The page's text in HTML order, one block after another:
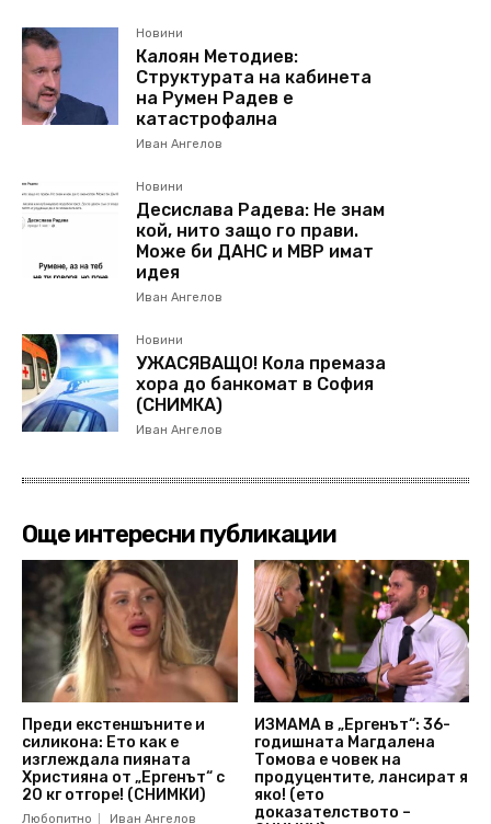
Новини
Калоян Методиев:
Структурата на кабинета
на Румен Радев е
катастрофална
Иван Ангелов
Новини
Десислава Радева: Не знам
кой, нито защо го прави.
Може би ДАНС и МВР имат
идея
Иван Ангелов
Новини
УЖАСЯВАЩО! Кола премаза
хора до банкомат в София
(СНИМКА)
Иван Ангелов
Още интересни публикации
Преди екстеншъните и
силикона: Ето как е
изглеждала пияната
Християна от „Ергенът“ с
20 кг отгоре! (СНИМКИ)
Любопитно Иван Ангелов
ИЗМАМА в „Ергенът“: 36-
годишната Магдалена
Томова е човек на
продуцентите, лансират я
яко! (ето
доказателството –